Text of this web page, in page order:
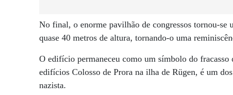
No final, o enorme pavilhão de congressos tornou-
quase 40 metros de altura, tornando-o uma
O edifício permaneceu como um símbolo do
edifícios Colosso de Prora na ilha de Rügen, é um
nazista.